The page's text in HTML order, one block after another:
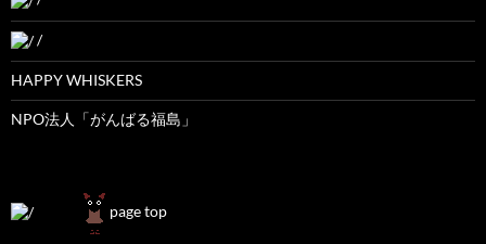
/
HAPPY WHISKERS
NPO法人「がんばる福島」
page top